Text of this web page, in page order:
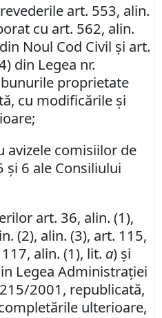
art. 553, alin.
cu art. 562, alin.
Noul Cod Civil şi art.
din Legea nr.
proprietate
cu modificările şi
comisiilor de
şi 6 ale Consiliului
art. 36, alin. (1),
(2), alin. (3), art. 115,
alin. (1), lit. a) şi
Legea Administraţiei
2001, republicată,
ulterioare,